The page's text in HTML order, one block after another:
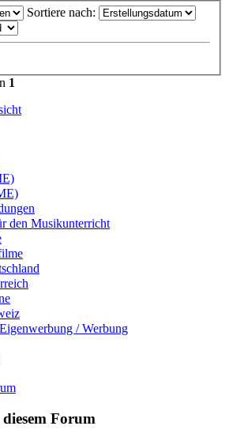
Sortiere nach:
1
den Musikunterricht
/ Werbung
Forum